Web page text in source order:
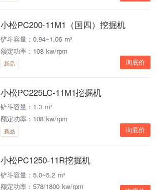
小松PC200-11M1（国四）挖掘机
铲斗容量：0.94~1.06 m³
额定功率：108 kw/rpm
新品 询底价
小松PC225LC-11M1挖掘机
铲斗容量：1.3 m³
额定功率：108 kw/rpm
新品 询底价
小松PC1250-11R挖掘机
铲斗容量：5.0~5.2 m³
额定功率：578/1800 kw/rpm